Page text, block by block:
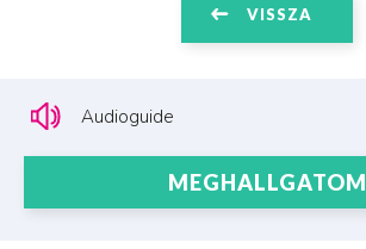
VISSZA
Audioguide
MEGHALLGATOM